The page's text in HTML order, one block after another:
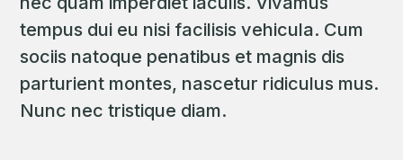
tempus dui eu nisi facilisis vehicula. Cum
sociis natoque penatibus et magnis dis
parturient montes, nascetur ridiculus mus.
Nunc nec tristique diam.